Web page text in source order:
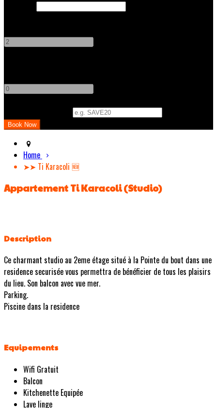
Home
➤➤ Ti Karacoli 🆕
Appartement Ti Karacoli (Studio)
Description
Ce charmant studio au 2eme étage situé à la Pointe du bout dans une
residence securisée vous permettra de bénéficier de tous les plaisirs
du lieu. Son balcon avec vue mer.
Parking.
Piscine dans la residence
Equipements
Wifi Gratuit
Balcon
Kitchenette Equipée
Lave linge